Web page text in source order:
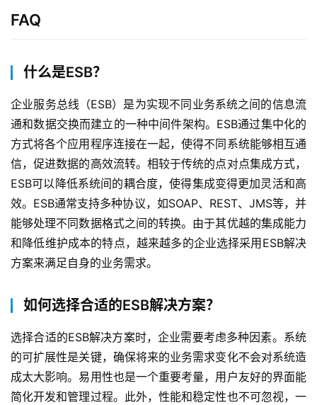
FAQ
什么是ESB？
企业服务总线（ESB）是为实现不同业务系统之间的信息流
通和数据交换而建立的一种中间件架构。ESB通过集中化的
方式将各个应用程序连接在一起，使得不同系统能够相互通
信，促进数据的高效流转。相较于传统的点对点集成方式，
ESB可以降低系统间的耦合度，使得集成变得更加灵活和高
效。ESB通常支持多种协议，如SOAP、REST、JMS等，并
能够处理不同数据格式之间的转换。由于其优越的集成能力
和降低维护成本的特点，越来越多的企业选择采用ESB解决
方案来满足自身的业务需求。
如何选择合适的ESB解决方案？
选择合适的ESB解决方案时，企业需要考虑多种因素。系统
的可扩展性是关键，确保将来的业务需求变化不会对系统造
成太大影响。易用性也是一个重要考量，用户友好的界面能
简化开发和管理过程。此外，性能和稳定性也不可忽视，一